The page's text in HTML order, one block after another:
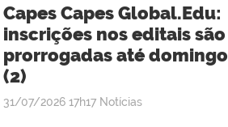
Capes Capes Global.Edu:
inscrições nos editais são
prorrogadas até domingo
(2)
publicado
31/07/2026 17h17 Notícias